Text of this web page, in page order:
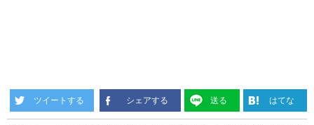
ツイートする シェアする 送る はてな